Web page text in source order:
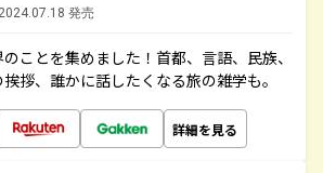
2024.07.18 発売
ことを集めました！首都、言語、民族、
拶、誰かに話したくなる旅の雑学も。
詳細を見る